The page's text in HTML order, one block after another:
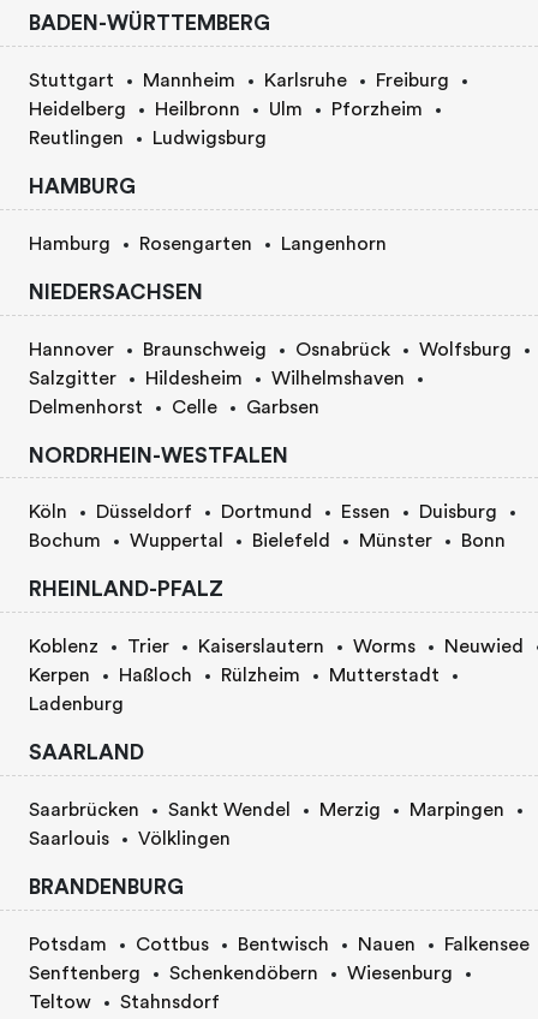
BADEN-WÜRTTEMBERG
Stuttgart Mannheim Karlsruhe
Freiburg
Heidelberg
Heilbronn Ulm
Pforzheim
Reutlingen
Ludwigsburg
HAMBURG
Hamburg Rosengarten Langenhorn
NIEDERSACHSEN
Hannover Braunschweig Osnabrück
Wolfsburg
Salzgitter
Hildesheim
Wilhelmshaven
Delmenhorst
Celle Garbsen
NORDRHEIN-WESTFALEN
Köln Düsseldorf Dortmund Essen
Duisburg
Bochum
Wuppertal Bielefeld Münster Bonn
RHEINLAND-PFALZ
Koblenz Trier Kaiserslautern Worms
Neuwied
Kerpen
Haßloch Rülzheim
Mutterstadt
Ladenburg
SAARLAND
Saarbrücken Sankt Wendel Merzig
Marpingen
Saarlouis
Völklingen
BRANDENBURG
Potsdam Cottbus Bentwisch Nauen
Falkensee
Senftenberg
Schenkendöbern
Wiesenburg
Teltow
Stahnsdorf